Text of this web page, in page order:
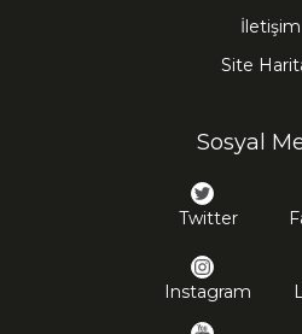
İletişim
Site
Sosyal
Twitter
Instagram